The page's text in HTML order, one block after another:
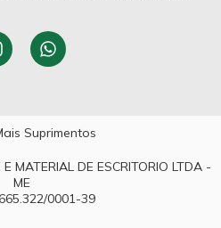
Suprimentos
MATERIAL DE ESCRITORIO LTDA -
ME
0001-39